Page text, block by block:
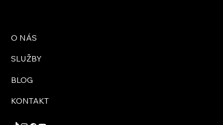
O NÁS
SLUŽBY
BLOG
KONTAKT